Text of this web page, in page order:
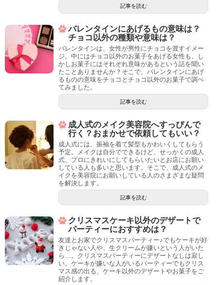
記事を読む
バレンタインにあげるもの意味は？
チョコ以外の種類や意味は？
バレンタインは、女性が男性にチョコを渡すイメー
ジ。中にはチョコ以外のお菓子をあげる女性も。し
かしお菓子にはそれぞれ意味があるという話を聞い
たことありませんか？そこで、バレンタインにあげ
るものの意味をチョコとチョコ以外のお菓子で調べ
てみました。
記事を読む
成人式のメイク美容院へすっぴんで
行く？おまかせで依頼してもいい？
成人式には、振袖を着て髪型もかわいくしてもらう
予定。メイクは自分でできるけど、せっかくの成人
式、プロにきれいにしてもらいたいとお店にお願い
している人も多いと思います。そこで、成人式のメ
イクを美容院にお願いしている人のさまざまな疑問
を解決します。
記事を読む
クリスマスケーキ以外のデザートで
パーティーにおすすめは？
友達とお家でクリスマスパーティー♪でもケーキが好
きじゃない人や、生クリームが嫌いという人がいた
ら…。クリスマスパーティーにデザートなしは寂し
い。ケーキが嫌いな人がいるパーティーでもクリス
マス感の出る、ケーキ以外のデザートやお菓子をご
紹介します。